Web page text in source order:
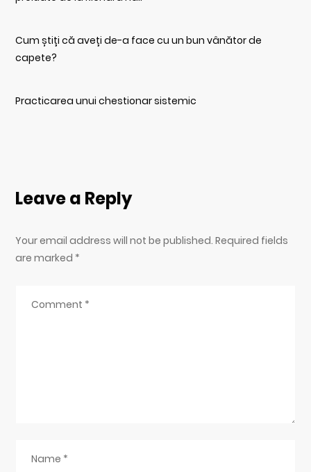
Cum știți că aveți de-a face cu un bun vânător de
capete?
Practicarea unui chestionar sistemic
Leave a Reply
Your email address will not be published. Required fields
are marked *